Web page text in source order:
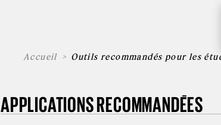
Accueil Outils recommandés pour les
APPLICATIONS RECOMMANDÉES